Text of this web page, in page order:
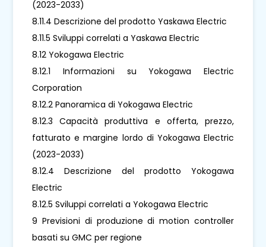
(2023-2033)
8.11.4 Descrizione del prodotto Yaskawa Electric
8.11.5 Sviluppi correlati a Yaskawa Electric
8.12 Yokogawa Electric
8.12.1 Informazioni su Yokogawa Electric
Corporation
8.12.2 Panoramica di Yokogawa Electric
8.12.3 Capacità produttiva e offerta, prezzo,
fatturato e margine lordo di Yokogawa Electric
(2023-2033)
8.12.4 Descrizione del prodotto Yokogawa
Electric
8.12.5 Sviluppi correlati a Yokogawa Electric
9 Previsioni di produzione di motion controller
basati su GMC per regione